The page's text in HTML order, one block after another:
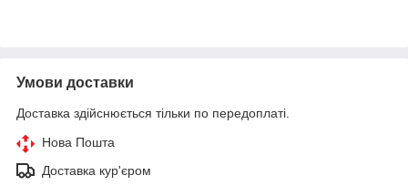
Умови доставки
Доставка здійснюється тільки по передоплаті.
Нова Пошта
Доставка кур'єром